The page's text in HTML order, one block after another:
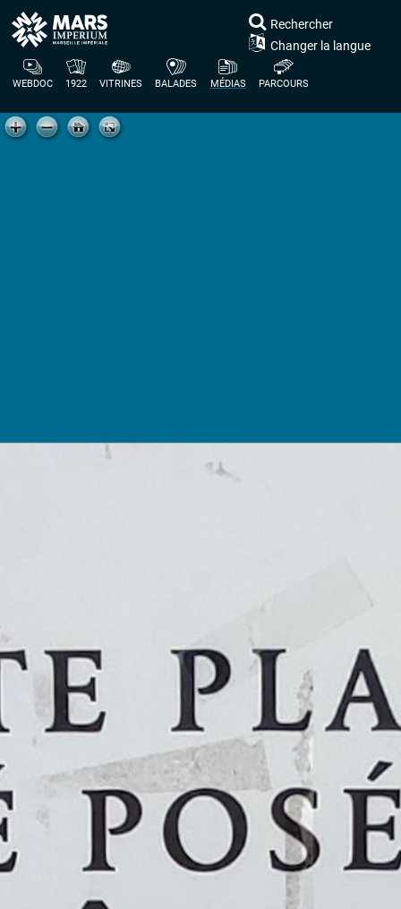
WEBDOC 1922 VITRINES BALADES MÉDIAS PARCOURS
Rechercher
Changer la langue